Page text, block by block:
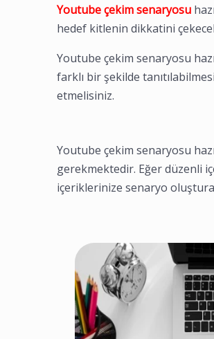
Youtube çekim senaryosu
hedef kitlenin dikkatini
Youtube çekim senaryosu
farklı bir şekilde
etmelisiniz.
Youtube çekim senaryosu
gerekmektedir. Eğer düzenli
içeriklerinize senaryo